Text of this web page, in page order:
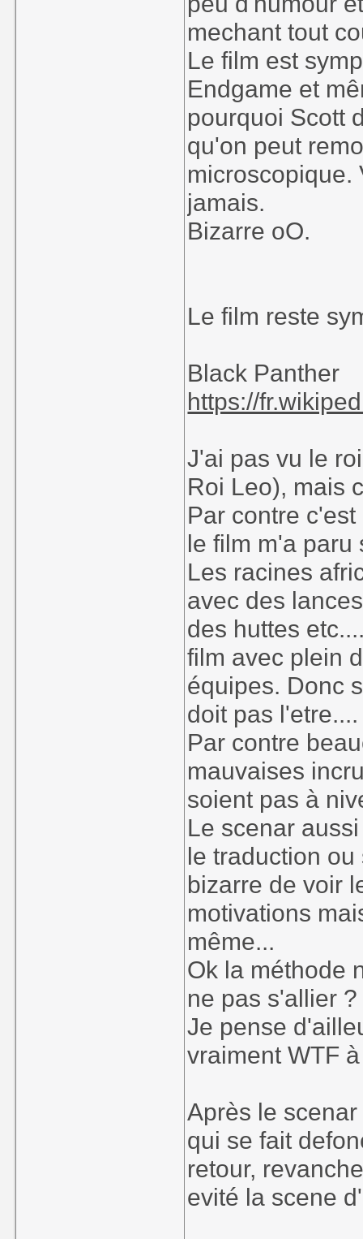
mechant tout
Le film est
Endgame et
pourquoi Scott
qu'on peut
microscopique.
jamais.
Bizarre oO.
Le film reste
Black Panther
https://
J'ai pas vu le
Roi Leo), mais
Par contre
le film m'a paru
Les racines
avec des
des huttes
film avec plein
équipes. Donc
doit pas l'etre....
Par contre
mauvaises
soient pas à
Le scenar
le traduction
bizarre de voir
motivations
même...
Ok la méthode
ne pas s'allier ?
Je pense
vraiment WTF
Après le
qui se fait
retour,
evité la scene